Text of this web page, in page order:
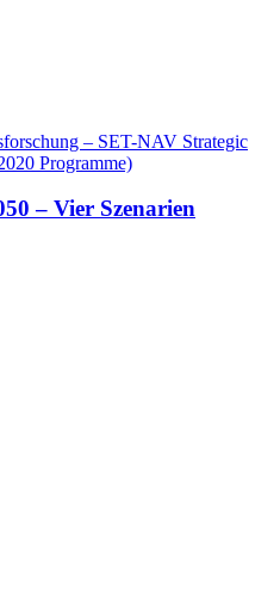
– SET-NAV Strategic
Programme)
– Vier Szenarien